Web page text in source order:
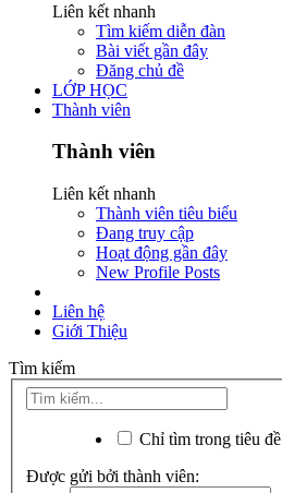
Liên kết nhanh
Tìm kiếm diễn đàn
Bài viết gần đây
Đăng chủ đề
LỚP HỌC
Thành viên
Thành viên
Liên kết nhanh
Thành viên tiêu biểu
Đang truy cập
Hoạt động gần đây
New Profile Posts
Liên hệ
Giới Thiệu
Tìm kiếm
Chỉ tìm trong tiêu đề
Được gửi bởi thành viên: